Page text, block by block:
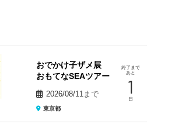
おでかけ子ザメ展
おもてなSEAツアー
2026/08/11まで
東京都
終了まで
あと
1
日